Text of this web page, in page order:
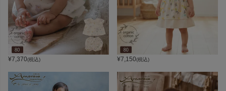
¥7,370(税込) ¥7,150(税込)